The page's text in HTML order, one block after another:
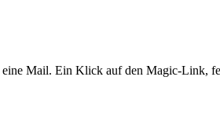
eine Mail. Ein Klick auf den Magic-Link,